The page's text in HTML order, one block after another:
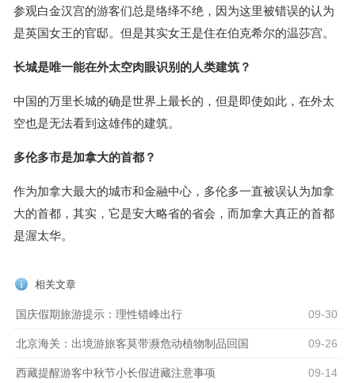
参观白金汉宫的游客们总是络绎不绝，因为这里被错误的认为
是英国女王的官邸。但是其实女王是住在伯克希尔的温莎宫。
长城是唯一能在外太空肉眼识别的人类建筑？
中国的万里长城的确是世界上最长的，但是即使如此，在外太
空也是无法看到这雄伟的建筑。
多伦多市是加拿大的首都？
作为加拿大最大的城市和金融中心，多伦多一直被误认为加拿
大的首都，其实，它是安大略省的省会，而加拿大真正的首都
是渥太华。
相关文章
国庆假期旅游提示：理性错峰出行 09-30
北京海关：出境游旅客莫带濒危动植物制品回国 09-26
西藏提醒游客中秋节小长假进藏注意事项 09-14